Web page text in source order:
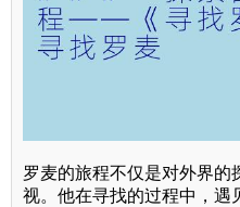
罗麦的旅程不仅是对外界的
视。他在寻找的过程中，遇